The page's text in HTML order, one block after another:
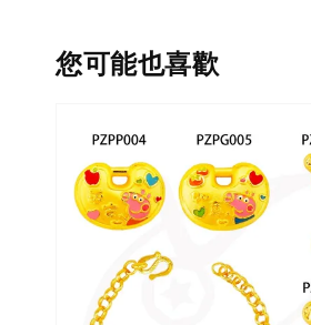
您可能也喜歡